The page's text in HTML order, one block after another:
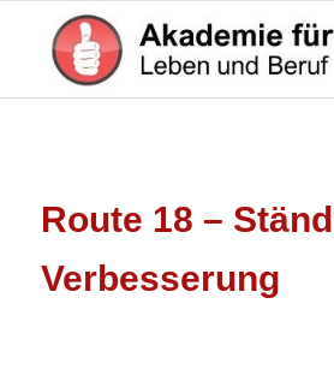
Route 18 –
Verbesserung